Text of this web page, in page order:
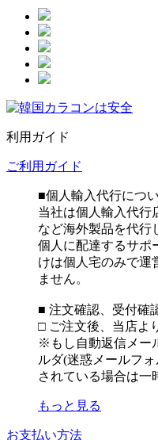
利用ガイド
ご利用ガイド
■個人輸入代行につ
当社は個人輸入代行
など海外製品を代行
個人に配達するサポ
けは個人宅のみで運
ません。
■ 注文確認、受付確
□ ご注文後、当店よ
※もし自動返信メー
ルダ(迷惑メールフ
されている場合は一
もっと見る
お支払い方法